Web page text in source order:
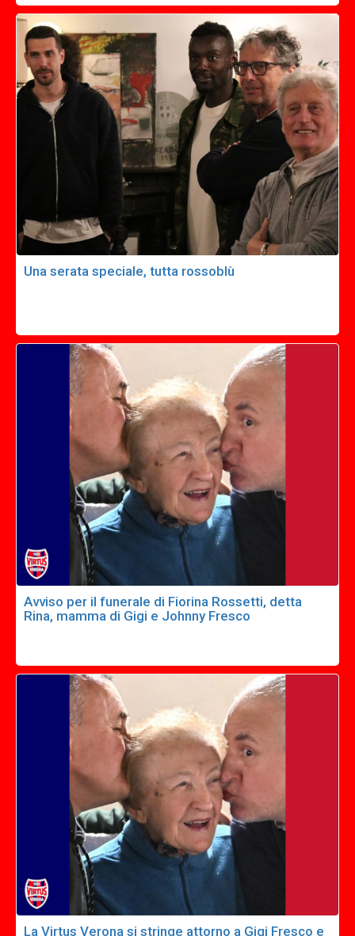
Una serata speciale, tutta rossoblù
Avviso per il funerale di Fiorina Rossetti, detta
Rina, mamma di Gigi e Johnny Fresco
La Virtus Verona si stringe attorno a Gigi Fresco e